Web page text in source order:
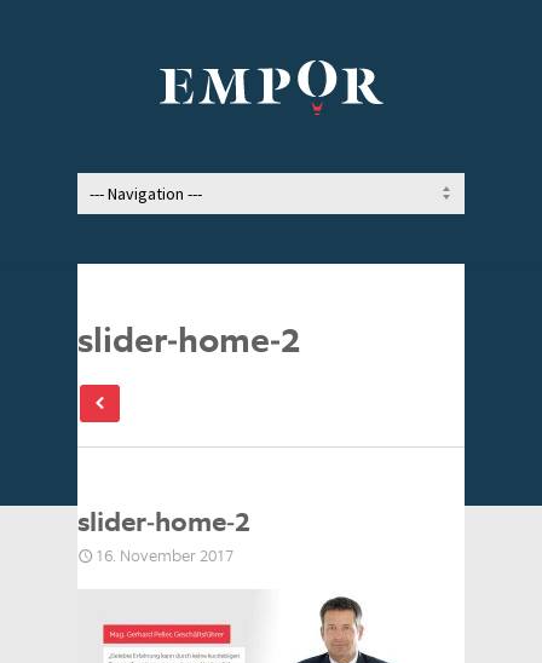
slider-home-2
slider-home-2
16. November 2017